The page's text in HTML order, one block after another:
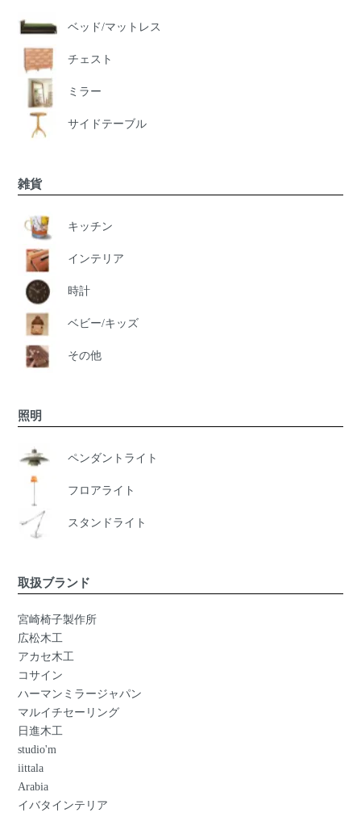
ベッド/マットレス
チェスト
ミラー
サイドテーブル
雑貨
キッチン
インテリア
時計
ベビー/キッズ
その他
照明
ペンダントライト
フロアライト
スタンドライト
取扱ブランド
宮崎椅子製作所
広松木工
アカセ木工
コサイン
ハーマンミラージャパン
マルイチセーリング
日進木工
studio'm
iittala
Arabia
イバタインテリア